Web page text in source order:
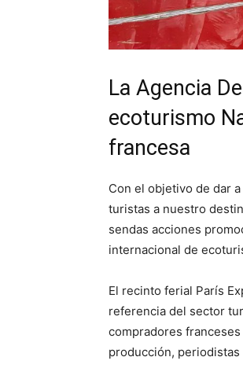
La Agencia
ecoturismo
francesa
Con el objetivo de dar
turistas a nuestro
sendas acciones
internacional de
El recinto ferial París
referencia del sector
compradores
producción,